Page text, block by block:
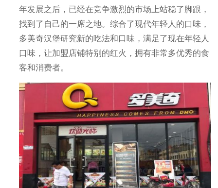
年发展之后，已经在竞争激烈的市场上站稳了脚跟，
找到了自己的一席之地。综合了现代年轻人的口味，
多美奇汉堡研究新的吃法和口味，满足了现在年轻人
口味，让加盟店铺特别的红火，拥有非常多优秀的食
客和消费者。